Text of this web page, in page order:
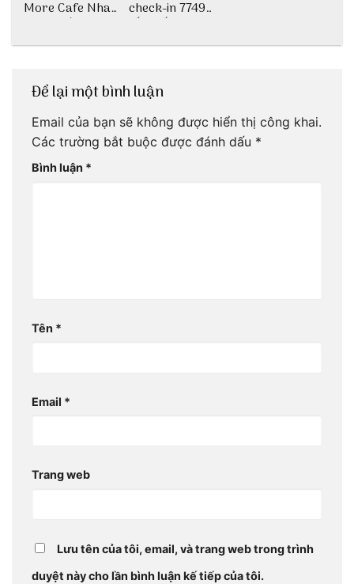
More Cafe Nha
Trang với anh
check-in 7749
tấm sống ảo
Để lại một bình luận
Email của bạn sẽ không được hiển thị công khai.
Các trường bắt buộc được đánh dấu *
Bình luận *
Tên *
Email *
Trang web
Lưu tên của tôi, email, và trang web trong trình
duyệt này cho lần bình luận kế tiếp của tôi.